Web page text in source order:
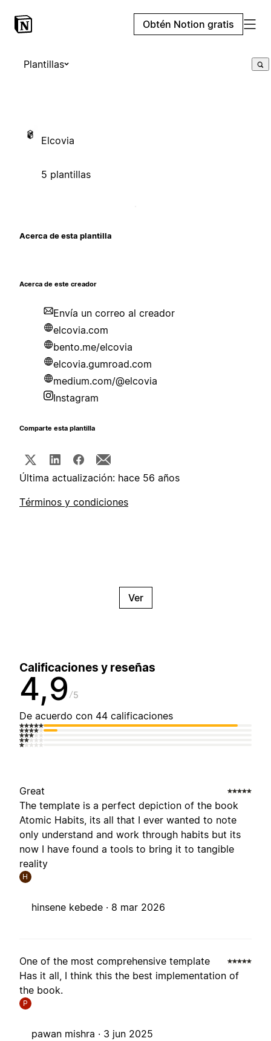
Obtén Notion gratis
Plantillas
Elcovia
5 plantillas
Acerca de esta plantilla
Acerca de este creador
Envía un correo al creador
elcovia.com
bento.me/elcovia
elcovia.gumroad.com
medium.com/@elcovia
Instagram
Comparte esta plantilla
Última actualización: hace 56 años
Términos y condiciones
Ver
Calificaciones y reseñas
4,9 5
De acuerdo con 44 calificaciones
Great
The template is a perfect depiction of the book
Atomic Habits, its all that I ever wanted to note
only understand and work through habits but its
now I have found a tools to bring it to tangible
reality
H
hinsene kebede · 8 mar 2026
One of the most comprehensive template
Has it all, I think this the best implementation of
the book.
P
pawan mishra · 3 jun 2025